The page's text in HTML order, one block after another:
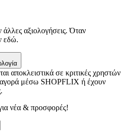
αξιολογήσεις. Όταν
εδώ.
αποκλειστικά σε κριτικές χρηστών
αγορά μέσω SHOPFLIX ή έχουν
νέα & προσφορές!